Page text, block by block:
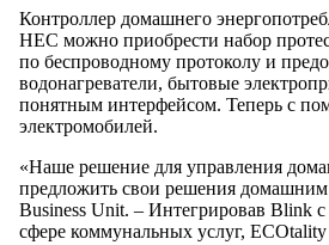
Контроллер домашнего
HEC можно приобрести набор
по беспроводному протоколу и
водонагреватели, бытовые
понятным интерфейсом. Теперь с
электромобилей.
«Наше решение для управления
предложить свои решения
Business Unit. – Интегрировав Blink
сфере коммунальных услуг,